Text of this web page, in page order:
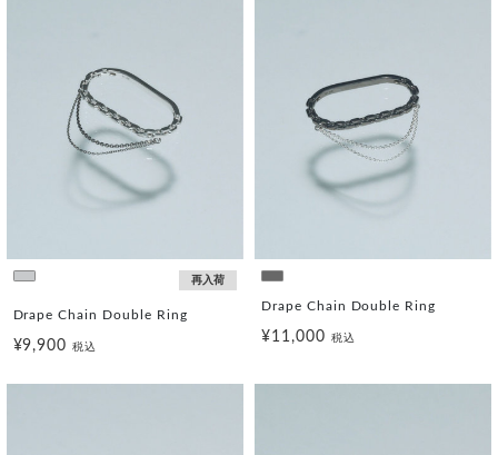
再入荷
Drape Chain Double Ring
¥9,900税込
Drape Chain Double Ring
¥11,000 税込